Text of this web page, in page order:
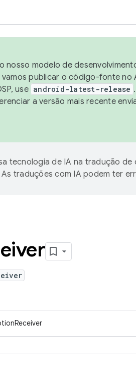
nosso modelo de
publicar o código-fonte no
use android-latest-release
a versão mais recente
tecnologia de IA na tradução de
traduções com IA podem ter